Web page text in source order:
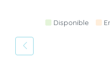
Disponible